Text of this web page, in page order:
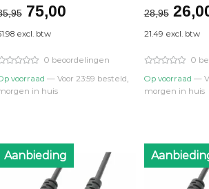
Oorspronkelijke
prijs
was:
€85,95.
75,00Huidige
€75,00.
excl. btw
0 beoordelingen
voorraad — Voor 23:59 besteld,
in huis
28,95
prijs
was:
21.49 excl. btw
0
Op voorraad —
morgen in huis
Aanbieding